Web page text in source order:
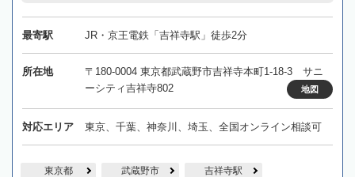
最寄駅 JR・京王電鉄「吉祥寺駅」徒歩2分
所在地
〒180-0004 東京都武蔵野市吉祥寺本町1-18-3 サニ
ーシティ吉祥寺802
地図
対応エリア 東京、千葉、神奈川、埼玉、全国オンライン相談可
東京都 武蔵野市 吉祥寺駅